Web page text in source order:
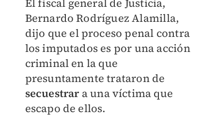
Elfiscal general de Justicia,
Bernardo Rodríguez Alamilla,
dijo que el proceso penal contra
los imputados es por una acción
criminal en la que
presuntamente trataron de
secuestrara una víctima que
escapo de ellos.